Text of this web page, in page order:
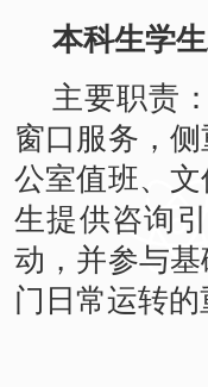
本科生学
主要职责
窗口服务，
公室值班、
生提供咨询
动，并参与
门日常运转